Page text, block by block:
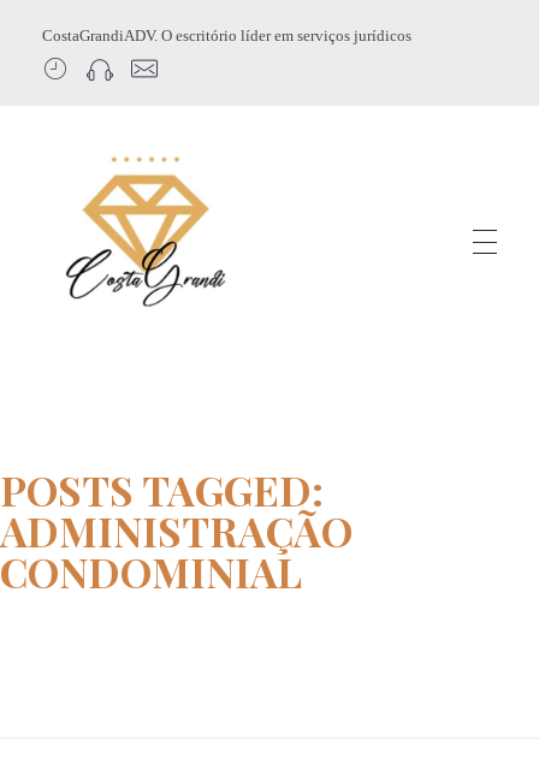
CostaGrandiADV. O escritório líder em serviços jurídicos
POSTS TAGGED:
ADMINISTRAÇÃO
CONDOMINIAL